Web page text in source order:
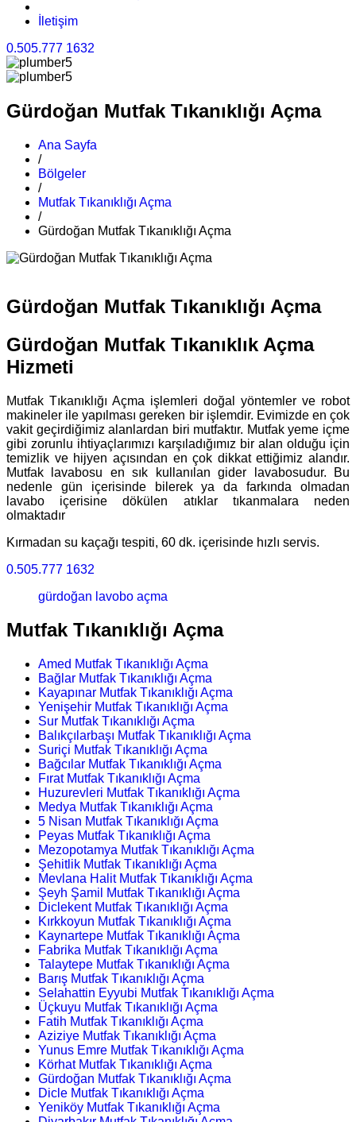
İletişim
0.505.777 1632
Gürdoğan Mutfak Tıkanıklığı Açma
Ana Sayfa
/
Bölgeler
/
Mutfak Tıkanıklığı Açma
/
Gürdoğan Mutfak Tıkanıklığı Açma
Gürdoğan Mutfak Tıkanıklığı Açma
Gürdoğan Mutfak Tıkanıklık Açma
Hizmeti
Mutfak Tıkanıklığı Açma işlemleri doğal yöntemler ve robot
makineler ile yapılması gereken bir işlemdir. Evimizde en çok
vakit geçirdiğimiz alanlardan biri mutfaktır. Mutfak yeme içme
gibi zorunlu ihtiyaçlarımızı karşıladığımız bir alan olduğu için
temizlik ve hijyen açısından en çok dikkat ettiğimiz alandır.
Mutfak lavabosu en sık kullanılan gider lavabosudur. Bu
nedenle gün içerisinde bilerek ya da farkında olmadan
lavabo içerisine dökülen atıklar tıkanmalara neden
olmaktadır
Kırmadan su kaçağı tespiti, 60 dk. içerisinde hızlı servis.
0.505.777 1632
gürdoğan lavobo açma
Mutfak Tıkanıklığı Açma
Amed Mutfak Tıkanıklığı Açma
Bağlar Mutfak Tıkanıklığı Açma
Kayapınar Mutfak Tıkanıklığı Açma
Yenişehir Mutfak Tıkanıklığı Açma
Sur Mutfak Tıkanıklığı Açma
Balıkçılarbaşı Mutfak Tıkanıklığı Açma
Suriçi Mutfak Tıkanıklığı Açma
Bağcılar Mutfak Tıkanıklığı Açma
Fırat Mutfak Tıkanıklığı Açma
Huzurevleri Mutfak Tıkanıklığı Açma
Medya Mutfak Tıkanıklığı Açma
5 Nisan Mutfak Tıkanıklığı Açma
Peyas Mutfak Tıkanıklığı Açma
Mezopotamya Mutfak Tıkanıklığı Açma
Şehitlik Mutfak Tıkanıklığı Açma
Mevlana Halit Mutfak Tıkanıklığı Açma
Şeyh Şamil Mutfak Tıkanıklığı Açma
Diclekent Mutfak Tıkanıklığı Açma
Kırkkoyun Mutfak Tıkanıklığı Açma
Kaynartepe Mutfak Tıkanıklığı Açma
Fabrika Mutfak Tıkanıklığı Açma
Talaytepe Mutfak Tıkanıklığı Açma
Barış Mutfak Tıkanıklığı Açma
Selahattin Eyyubi Mutfak Tıkanıklığı Açma
Üçkuyu Mutfak Tıkanıklığı Açma
Fatih Mutfak Tıkanıklığı Açma
Aziziye Mutfak Tıkanıklığı Açma
Yunus Emre Mutfak Tıkanıklığı Açma
Körhat Mutfak Tıkanıklığı Açma
Gürdoğan Mutfak Tıkanıklığı Açma
Dicle Mutfak Tıkanıklığı Açma
Yeniköy Mutfak Tıkanıklığı Açma